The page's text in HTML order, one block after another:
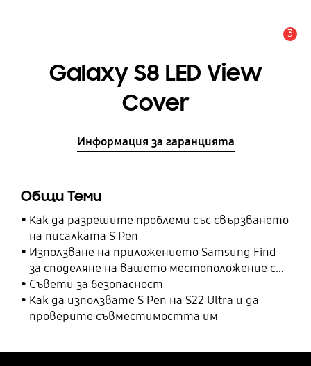
3
Galaxy S8 LED View
Cover
Информация за гаранцията
Общи Теми
Как да разрешите проблеми със свързването
на писалката S Pen
Използване на приложението Samsung Find
за споделяне на вашето местоположение с
вашите приятели, дете, семейство и други
контакти
Съвети за безопасност
Как да използвате S Pen на S22 Ultra и да
проверите съвместимостта им